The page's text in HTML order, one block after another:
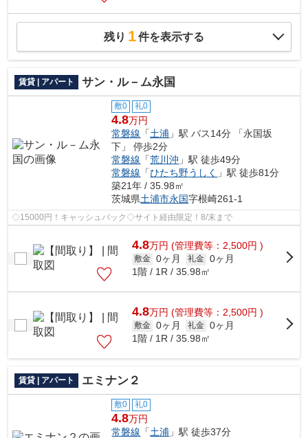
残り 1件を表示する
賃貸 | アパート サン・ル－ム永国
敷0 礼0
4.8万円
常磐線 「土浦 」駅 バス14分 「永国坂
下」 停歩2分
常磐線 「荒川沖 」駅 徒歩49分
常磐線 「ひたち野うしく
」駅 徒歩81分
築21年 / 35.98㎡
茨城県土浦市永国字根崎261-1
◇15000円！キャッシュバック◇サイト経由限定！8/末まで
4.8万円 (管理費等：2,500円 )
敷金 0ヶ月 礼金 0ヶ月
1階 / 1R / 35.98㎡
4.8万円 (管理費等：2,500円 )
敷金 0ヶ月 礼金 0ヶ月
1階 / 1R / 35.98㎡
賃貸 | アパート エミナン２
敷0 礼0
4.8万円
常磐線 「土浦 」駅 徒歩37分